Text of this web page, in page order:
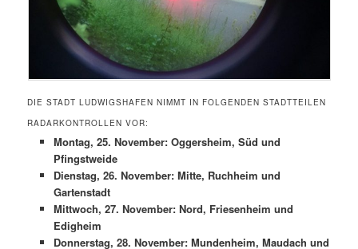
DIE STADT LUDWIGSHAFEN NIMMT IN FOLGENDEN STADTTEILEN
RADARKONTROLLEN VOR:
Montag, 25. November: Oggersheim, Süd und
Pfingstweide
Dienstag, 26. November: Mitte, Ruchheim und
Gartenstadt
Mittwoch, 27. November: Nord, Friesenheim und
Edigheim
Donnerstag, 28. November: Mundenheim, Maudach und